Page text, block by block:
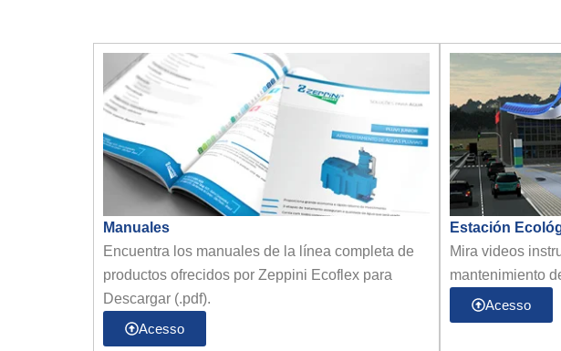
Manuales
Encuentra los manuales de la línea completa de
productos ofrecidos por Zeppini Ecoflex para
Descargar (.pdf).
Acesso
Estación
Mira videos
mantenimiento
Acesso